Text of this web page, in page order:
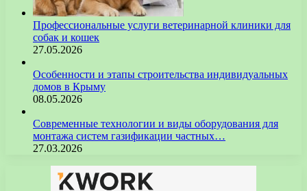
Профессиональные услуги ветеринарной клиники для
собак и кошек
27.05.2026
Особенности и этапы строительства индивидуальных
домов в Крыму
08.05.2026
Современные технологии и виды оборудования для
монтажа систем газификации частных…
27.03.2026